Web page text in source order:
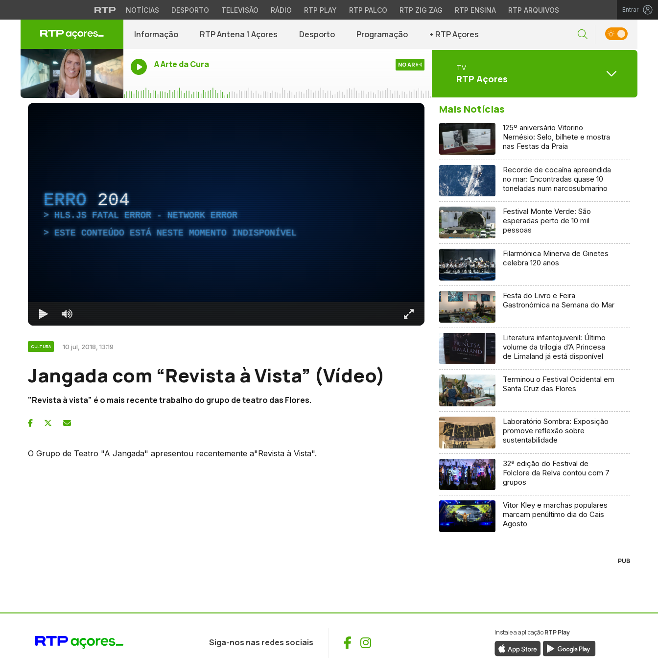
NOTÍCIAS DESPORTO TELEVISÃO RÁDIO RTP PLAY RTP PALCO RTP ZIG ZAG RTP ENSINA RTP ARQUIVOS Entrar
Informação RTP Antena 1 Açores Desporto Programação + RTP Açores
A Arte da Cura NO AR TV
RTP Açores
ERRO 204
HLS.JS FATAL ERROR - NETWORK ERROR
ESTE CONTEÚDO ESTÁ NESTE MOMENTO INDISPONÍVEL
CULTURA 10 jul, 2018, 13:19
Jangada com “Revista à Vista” (Vídeo)
"Revista à vista" é o mais recente trabalho do grupo de teatro das Flores.
O Grupo de Teatro "A Jangada" apresentou recentemente a"Revista à Vista".
Mais Notícias
125º aniversário Vitorino
Nemésio: Selo, bilhete e mostra
nas Festas da Praia
Recorde de cocaína apreendida
no mar: Encontradas quase 10
toneladas num narcosubmarino
Festival Monte Verde: São
esperadas perto de 10 mil
pessoas
Filarmónica Minerva de Ginetes
celebra 120 anos
Festa do Livro e Feira
Gastronómica na Semana do Mar
Literatura infantojuvenil: Último
volume da trilogia d’A Princesa
de Limaland já está disponível
Terminou o Festival Ocidental em
Santa Cruz das Flores
Laboratório Sombra: Exposição
promove reflexão sobre
sustentabilidade
32ª edição do Festival de
Folclore da Relva contou com 7
grupos
Vitor Kley e marchas populares
marcam penúltimo dia do Cais
Agosto
PUB
Siga-nos nas redes sociais Facebook
Instagram
Instale a aplicaçãoRTP Play